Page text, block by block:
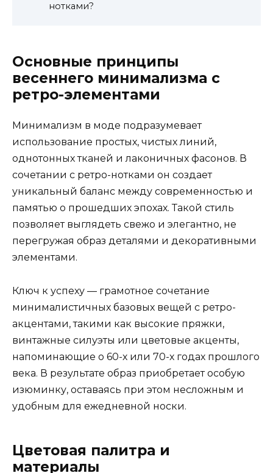
нотками?
Основные принципы
весеннего минимализма с
ретро-элементами
Минимализм в моде подразумевает
использование простых, чистых линий,
однотонных тканей и лаконичных фасонов. В
сочетании с ретро-нотками он создает
уникальный баланс между современностью и
памятью о прошедших эпохах. Такой стиль
позволяет выглядеть свежо и элегантно, не
перегружая образ деталями и декоративными
элементами.
Ключ к успеху — грамотное сочетание
минималистичных базовых вещей с ретро-
акцентами, такими как высокие пряжки,
винтажные силуэты или цветовые акценты,
напоминающие о 60-х или 70-х годах прошлого
века. В результате образ приобретает особую
изюминку, оставаясь при этом несложным и
удобным для ежедневной носки.
Цветовая палитра и
материалы